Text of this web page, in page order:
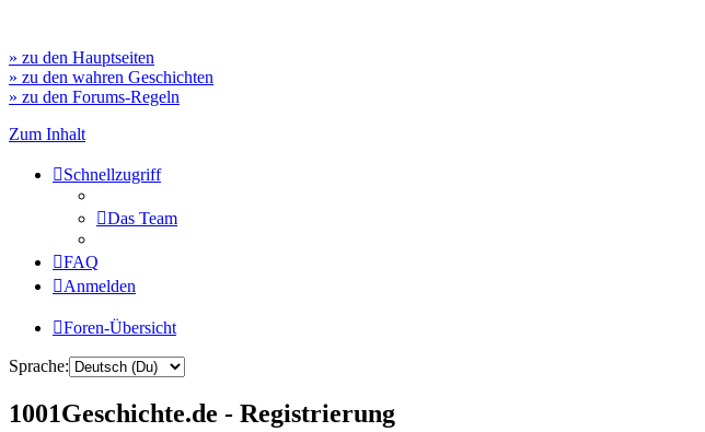
» zu den Hauptseiten
» zu den wahren Geschichten
» zu den Forums-Regeln
Zum Inhalt
Schnellzugriff
Das Team
FAQ
Anmelden
Foren-Übersicht
Sprache:
1001Geschichte.de - Registrierung